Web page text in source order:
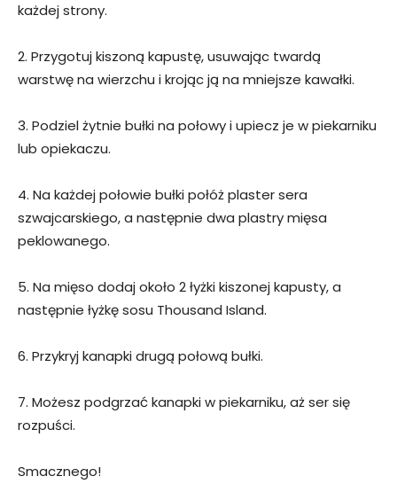
każdej strony.
2. Przygotuj kiszoną kapustę, usuwając twardą
warstwę na wierzchu i krojąc ją na mniejsze kawałki.
3. Podziel żytnie bułki na połowy i upiecz je w piekarniku
lub opiekaczu.
4. Na każdej połowie bułki połóż plaster sera
szwajcarskiego, a następnie dwa plastry mięsa
peklowanego.
5. Na mięso dodaj około 2 łyżki kiszonej kapusty, a
następnie łyżkę sosu Thousand Island.
6. Przykryj kanapki drugą połową bułki.
7. Możesz podgrzać kanapki w piekarniku, aż ser się
rozpuści.
Smacznego!